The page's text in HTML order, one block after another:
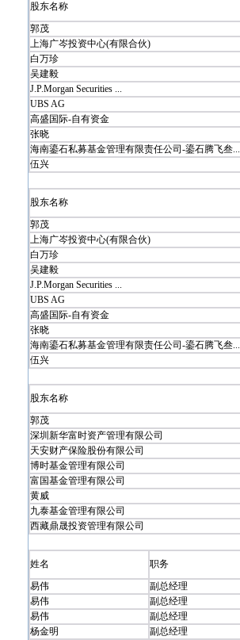
股东名称
郭茂
上海广岑投资中心(有限合伙)
白万珍
吴建毅
J.P.Morgan Securities ...
UBS AG
高盛国际-自有资金
张晓
海南鎏石私募基金管理有限责任公司-鎏石腾飞叁...
伍兴
股东名称
郭茂
上海广岑投资中心(有限合伙)
白万珍
吴建毅
J.P.Morgan Securities ...
UBS AG
高盛国际-自有资金
张晓
海南鎏石私募基金管理有限责任公司-鎏石腾飞叁...
伍兴
股东名称
郭茂
深圳新华富时资产管理有限公司
天安财产保险股份有限公司
博时基金管理有限公司
富国基金管理有限公司
黄威
九泰基金管理有限公司
西藏鼎晟投资管理有限公司
姓名 职务
易伟
副总经理
易伟
副总经理
易伟
副总经理
杨金明
副总经理